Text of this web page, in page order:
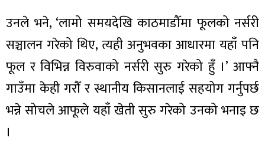
उनले भने, ‘लामो समयदेखि काठमाडौँमा फूलको नर्सरी
सञ्चालन गरेको थिए, त्यही अनुभवका आधारमा यहाँ पनि
फूल र विभिन्न विरुवाको नर्सरी सुरु गरेको हुँ ।’ आफ्नै
गाउँमा केही गरौँ र स्थानीय किसानलाई सहयोग गर्नुपर्छ
भन्ने सोचले आफूले यहाँ खेती सुरु गरेको उनको भनाइ छ
।